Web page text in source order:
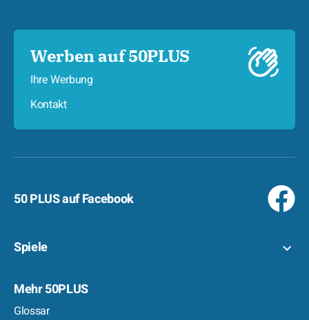
Werben auf 50PLUS
Ihre Werbung
Kontakt
50 PLUS auf Facebook
Spiele
Mehr 50PLUS
Glossar